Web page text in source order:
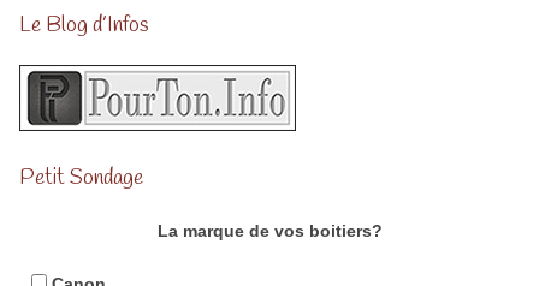
Le Blog d’Infos
Petit Sondage
La marque de vos boitiers?